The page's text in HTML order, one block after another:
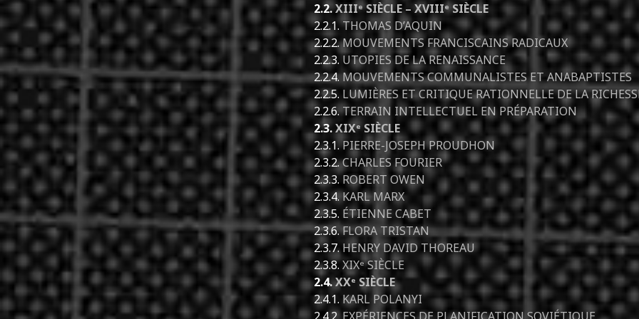
2.2.XIIIᵉ SIÈCLE – XVIIIᵉ SIÈCLE
2.2.1.THOMAS D’AQUIN
2.2.2.MOUVEMENTS FRANCISCAINS RADICAUX
2.2.3. UTOPIES DE LA RENAISSANCE
2.2.4.MOUVEMENTS COMMUNALISTES ET ANABAPTISTES
2.2.5. LUMIÈRES ET CRITIQUE RATIONNELLE DE LA
2.2.6.TERRAIN INTELLECTUEL EN PRÉPARATION
2.3.XIXᵉ SIÈCLE
2.3.1.PIERRE-JOSEPH PROUDHON
2.3.2.CHARLES FOURIER
2.3.3.ROBERT OWEN
2.3.4.KARL MARX
2.3.5. ÉTIENNE CABET
2.3.6.FLORA TRISTAN
2.3.7.HENRY DAVID THOREAU
2.3.8.XIXᵉ SIÈCLE
2.4.XXᵉ SIÈCLE
2.4.1. KARL POLANYI